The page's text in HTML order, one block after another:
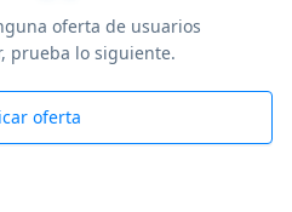
oferta de usuarios
prueba lo siguiente.
oferta